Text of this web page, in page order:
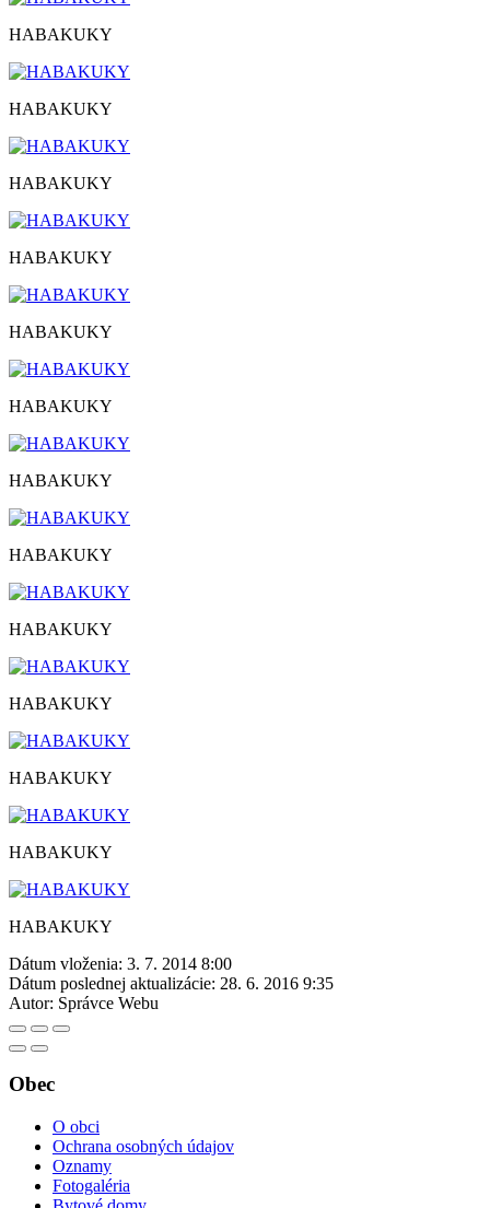
HABAKUKY
HABAKUKY
HABAKUKY
HABAKUKY
HABAKUKY
HABAKUKY
HABAKUKY
HABAKUKY
HABAKUKY
HABAKUKY
HABAKUKY
HABAKUKY
HABAKUKY
Dátum vloženia: 3. 7. 2014 8:00
Dátum poslednej aktualizácie: 28. 6. 2016 9:35
Autor: Správce Webu
Obec
O obci
Ochrana osobných údajov
Oznamy
Fotogaléria